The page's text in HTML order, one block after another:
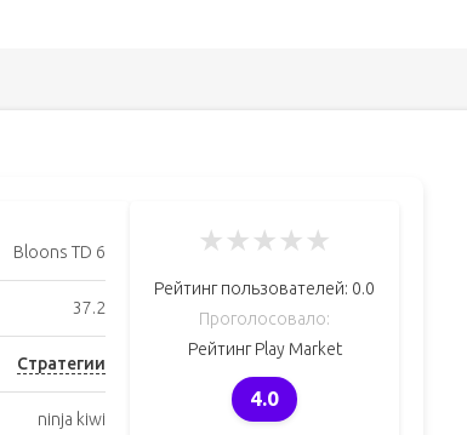
Bloons TD 6
37.2
Стратегии
ninja kiwi
★★★★★
Рейтинг пользователей: 0.0
Проголосовало:
Рейтинг Play Market
4.0